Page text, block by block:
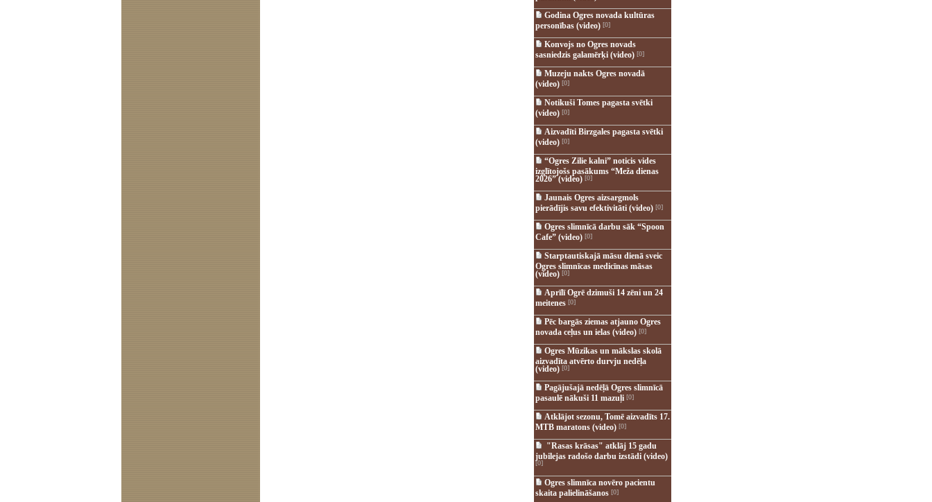
Godina Ogres novada kultūras
personības (video)[0]
Konvojs no Ogres novads
sasniedzis galamērķi (video)[0]
Muzeju nakts Ogres novadā
(video)[0]
Notikuši Tomes pagasta svētki
(video)[0]
Aizvadīti Birzgales pagasta svētki
(video)[0]
“Ogres Zilie kalni” noticis vides
izglītojošs pasākums “Meža dienas
2026” (video)[0]
Jaunais Ogres aizsargmols
pierādījis savu efektivitāti (video)[0]
Ogres slimnīcā darbu sāk “Spoon
Cafe” (video)[0]
Starptautiskajā māsu dienā sveic
Ogres slimnīcas medicīnas māsas
(video)[0]
Aprīlī Ogrē dzimuši 14 zēni un 24
meitenes [0]
Pēc bargās ziemas atjauno Ogres
novada ceļus un ielas (video)[0]
Ogres Mūzikas un mākslas skolā
aizvadīta atvērto durvju nedēļa
(video)[0]
Pagājušajā nedēļā Ogres slimnīcā
pasaulē nākuši 11 mazuļi[0]
Atklājot sezonu, Tomē aizvadīts 17.
MTB maratons (video)[0]
"Rasas krāsas" atklāj 15 gadu
jubilejas radošo darbu izstādi (video)
[0]
Ogres slimnīca novēro pacientu
skaita palielināšanos [0]